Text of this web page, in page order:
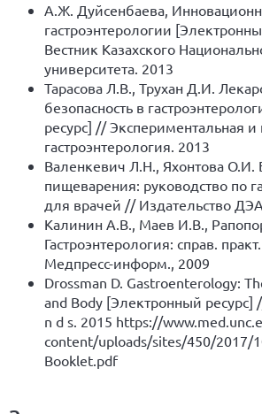
А.Ж. Дуйсенбаева,
гастроэнтерологии
Вестник Казахского
университета. 2013
Тарасова Л.В., Трухан Д.И.
безопасность в
ресурс] // Экспериментальная и
гастроэнтерология. 2013
Валенкевич Л.Н., Яхонтова О.И.
пищеварения: руководство по
для врачей // Издательство
Калинин А.В., Маев И.В.,
Гастроэнтерология: справ.
Медпресс-информ., 2009
Drossman D. Gastroenterology:
and Body [Электронный ресурс]
n d s. 2015 https://
content/uploads/sites/450/2017/
Booklet.pdf